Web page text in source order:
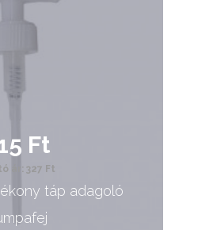
Ft
ár: 327 Ft
táp adagoló